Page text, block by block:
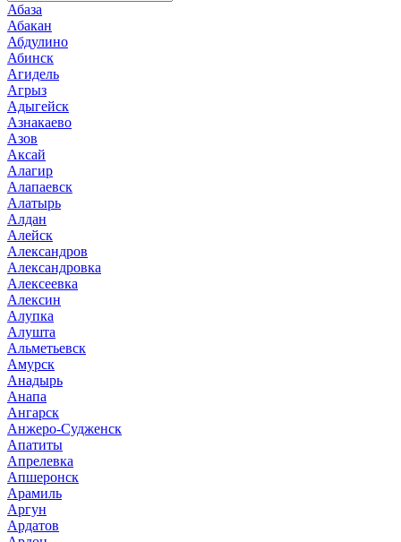
Абаза
Абакан
Абдулино
Абинск
Агидель
Агрыз
Адыгейск
Азнакаево
Азов
Аксай
Алагир
Алапаевск
Алатырь
Алдан
Алейск
Александров
Александровка
Алексеевка
Алексин
Алупка
Алушта
Альметьевск
Амурск
Анадырь
Анапа
Ангарск
Анжеро-Судженск
Апатиты
Апрелевка
Апшеронск
Арамиль
Аргун
Ардатов